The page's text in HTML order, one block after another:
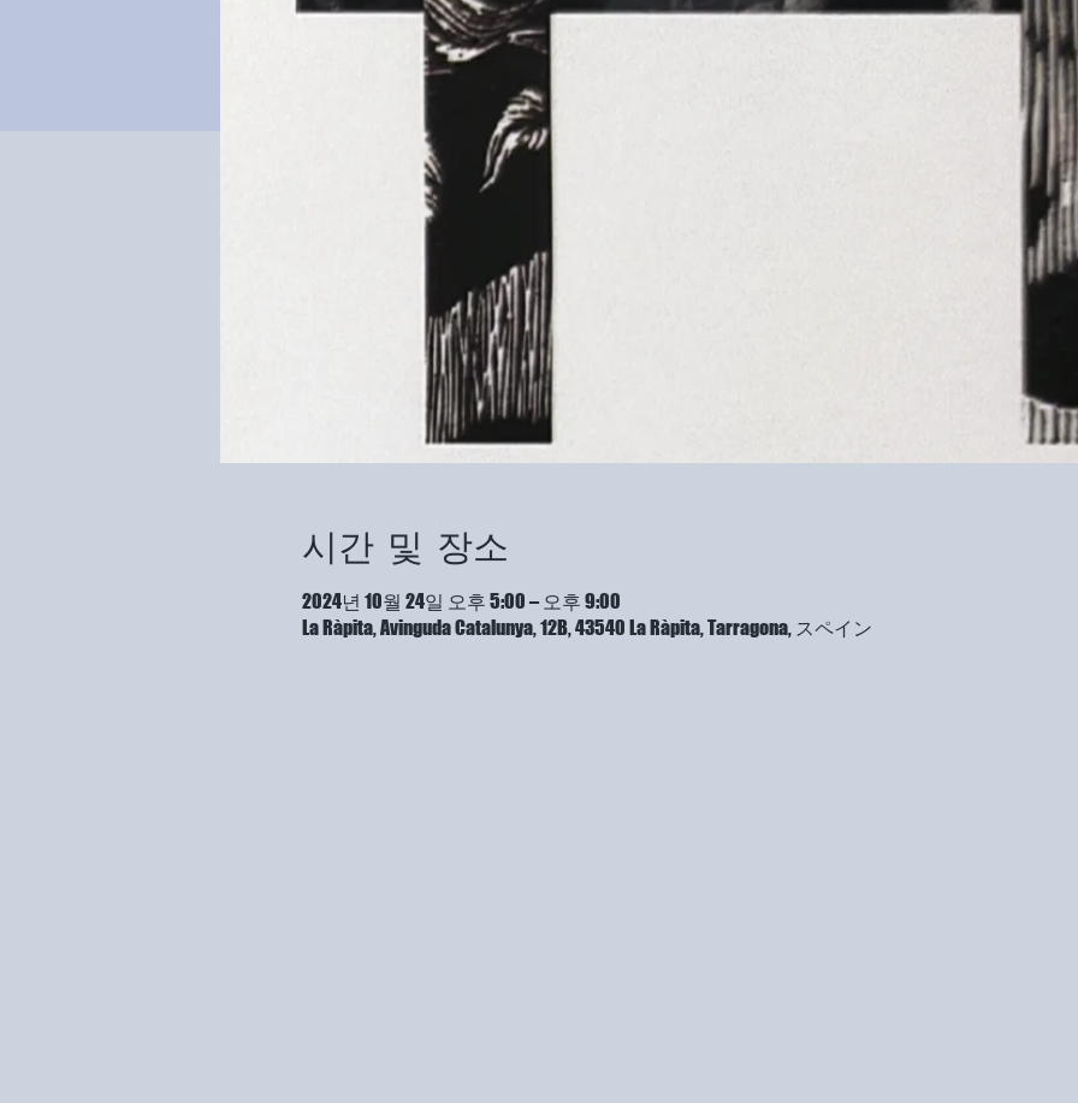
시간 및 장소
2024년 10월 24일 오후 5:00 – 오후 9:00
La Ràpita, Avinguda Catalunya, 12B, 43540 La Ràpita, Tarragona, スペイン